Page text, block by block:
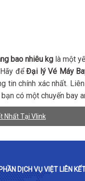
bao nhiêu kg là một
Hãy đểĐại lý Vé Máy
tin chính xác nhất.
có một chuyến bay
Nhất Tại Vlink
DỊCH VỤ VIỆT LIÊN